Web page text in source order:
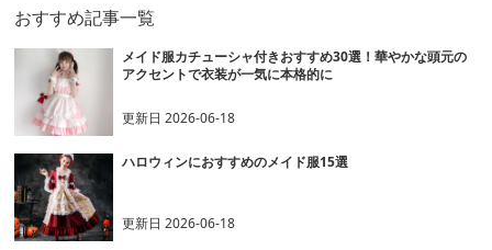
おすすめ記事一覧
メイド服カチューシャ付きおすすめ30選！華やかな頭元の
アクセントで衣装が一気に本格的に
更新日2026-06-18
ハロウィンにおすすめのメイド服15選
更新日2026-06-18